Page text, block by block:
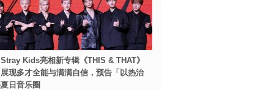
Kids亮相新专辑《THIS & THAT》
现多才全能与满满自信，预告「以热治
日音乐圈